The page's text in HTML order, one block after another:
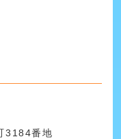
3184番地